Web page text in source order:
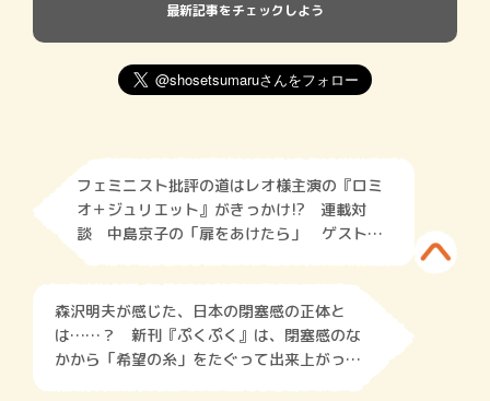
最新記事をチェックしよう
フェミニスト批評の道はレオ様主演の『ロミ
オ＋ジュリエット』がきっかけ!? 連載対
談 中島京子の「扉をあけたら」 ゲスト：
北村紗衣（武蔵大学准教授）
森沢明夫が感じた、日本の閉塞感の正体と
は……？ 新刊『ぷくぷく』は、閉塞感のな
かから「希望の糸」をたぐって出来上がっ